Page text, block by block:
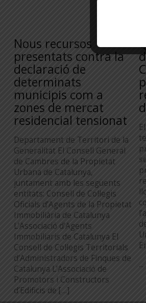
Nous recursos
presentats contra la
declaració de
determinats
municipis com a
zones de mercat
residencial tensionat
Departament de Territori de la
Generalitat El Consell General
de Cambres de la Propietat
Urbana de Catalunya,
juntament amb les següents
entitats: Consell de Col·legis
Oficials d’Agents de la Propietat
Immobiliària de Catalunya
L’Associació d’Agents
Immobiliaris de Catalunya El
Consell de Col·legis Territorials
d’Administradors de Finques de
Catalunya L’Associació de
Promotors i Constructors
d’Edificis de […]
...